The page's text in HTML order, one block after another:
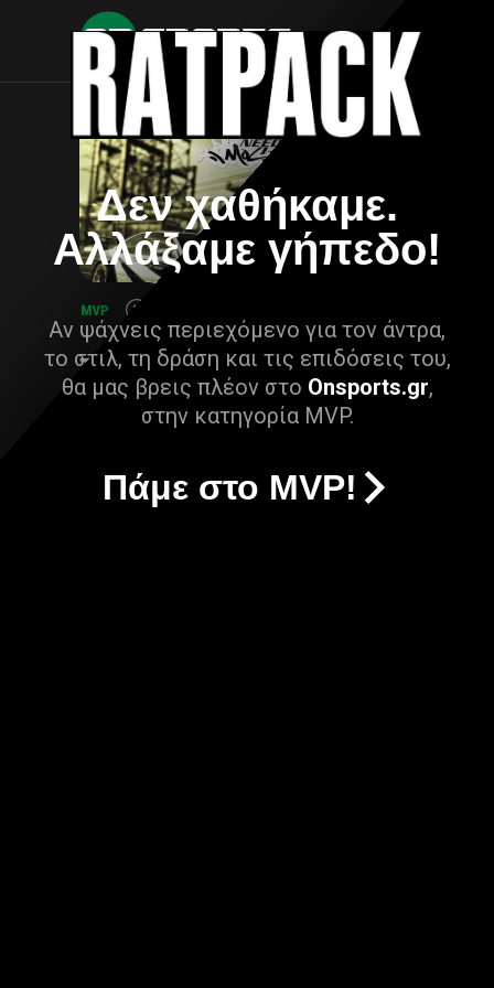
Δεν χαθήκαμε.
Αλλάξαμε γήπεδο!
Αν ψάχνεις περιεχόμενο για τον άντρα,
το στιλ, τη δράση και τις επιδόσεις του,
θα μας βρεις πλέον στο Onsports.gr,
στην κατηγορία MVP.
Πάμε στο MVP!